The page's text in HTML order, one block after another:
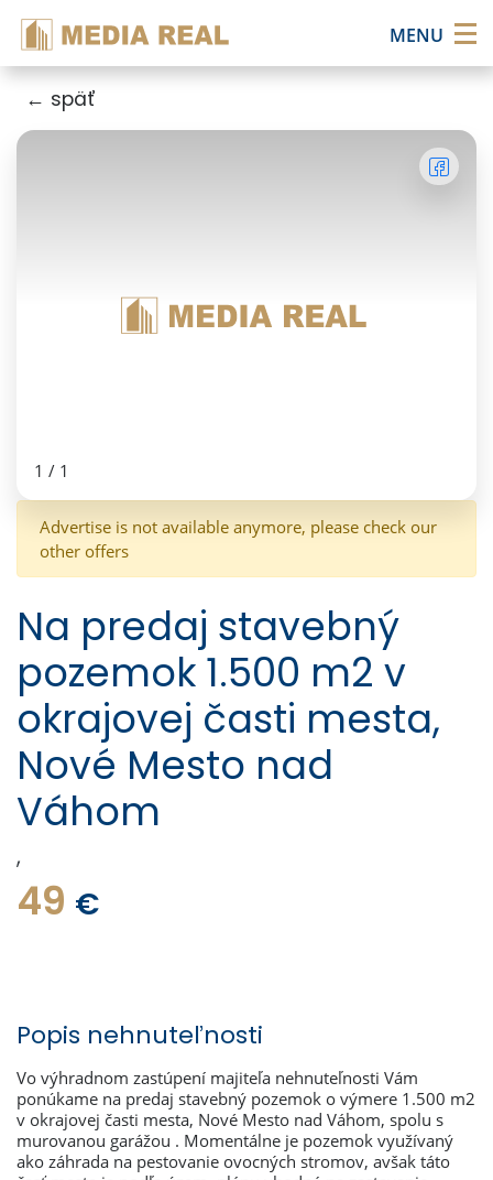
MENU×
← späť
1 / 1
Advertise is not available anymore, please check our
other offers
Na predaj stavebný
pozemok 1.500 m2 v
okrajovej časti mesta,
Nové Mesto nad
Váhom
,
49 €
Popis nehnuteľnosti
Vo výhradnom zastúpení majiteľa nehnuteľnosti Vám
ponúkame na predaj stavebný pozemok o výmere 1.500 m2
v okrajovej časti mesta, Nové Mesto nad Váhom, spolu s
murovanou garážou . Momentálne je pozemok využívaný
ako záhrada na pestovanie ovocných stromov, avšak táto